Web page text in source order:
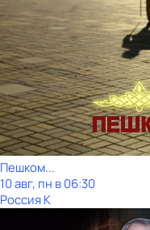
Пешком...
10 авг, пн в 06:30
Россия К